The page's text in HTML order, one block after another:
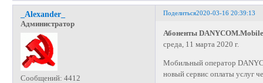
Поделиться2020-03-16 20:39:13
_Alexander_
Администратор
Сообщений: 4412
Абоненты
среда, 11 марта 2020 г.
Мобильный оператор
новый сервис оплаты услуг